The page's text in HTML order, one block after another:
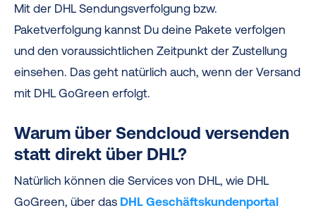
Mit der DHL Sendungsverfolgung bzw.
Paketverfolgung kannst Du deine Pakete verfolgen
und den voraussichtlichen Zeitpunkt der Zustellung
einsehen. Das geht natürlich auch, wenn der Versand
mit DHL GoGreen erfolgt.
Warum über Sendcloud versenden
statt direkt über DHL?
Natürlich können die Services von DHL, wie DHL
GoGreen, über das DHL Geschäftskundenportal